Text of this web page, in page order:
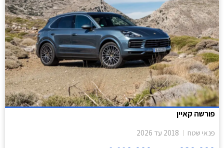
פורשה קאיין
פנאי שטח 2018 עד 2026